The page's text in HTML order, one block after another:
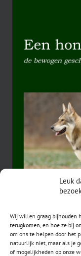
Leuk
Wij willen graag bijhouden
terugkomen, en hoe ze bij
om ons te helpen door het
natuurlijk niet, maar als je
of mogelijkheden op onze